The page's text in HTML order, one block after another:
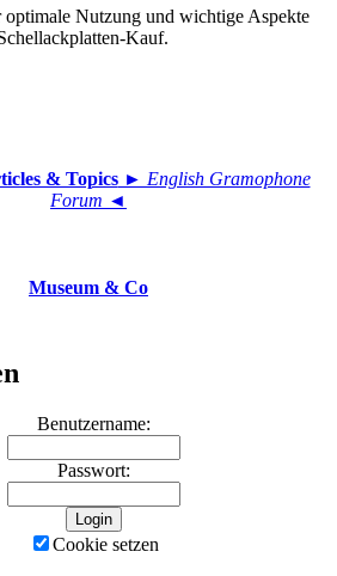
optimale Nutzung und wichtige Aspekte
Kauf.
& Topics► English Gramophone
Forum ◄
Museum & Co
Benutzername:
Passwort:
Cookie setzen